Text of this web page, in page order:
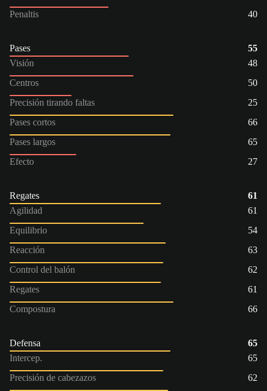
Penaltis
40
Pases
55
Visión
48
Centros
50
Precisión tirando faltas
25
Pases cortos
66
Pases largos
65
Efecto
27
Regates
61
Agilidad
61
Equilibrio
54
Reacción
63
Control del balón
62
Regates
61
Compostura
66
Defensa
65
Intercep.
65
Precisión de cabezazos
62